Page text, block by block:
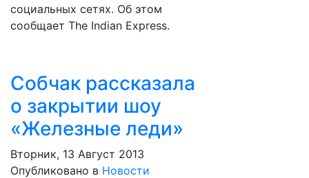
социальных сетях. Об этом
сообщает The Indian Express.
Собчак рассказала
о закрытии шоу
«Железные леди»
Вторник, 13 Август 2013
Опубликовано в Новости